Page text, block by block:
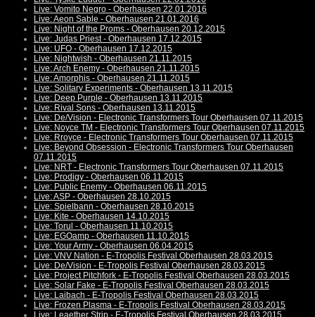
Live: Vomito Negro - Oberhausen 22.01.2016
Live: Aeon Sable - Oberhausen 21.01.2016
Live: Night of the Proms - Oberhausen 20.12.2015
Live: Judas Priest - Oberhausen 17.12.2015
Live: UFO - Oberhausen 17.12.2015
Live: Nightwish - Oberhausen 21.11.2015
Live: Arch Enemy - Oberhausen 21.11.2015
Live: Amorphis - Oberhausen 21.11.2015
Live: Solitary Experiments - Oberhausen 13.11.2015
Live: Deep Purple - Oberhausen 13.11.2015
Live: Rival Sons - Oberhausen 13.11.2015
Live: De/Vision - Electronic Transformers Tour Oberhausen 07.11.2015
Live: Noyce TM - Electronic Transformers Tour Oberhausen 07.11.2015
Live: Rroyce - Electronic Transformers Tour Oberhausen 07.11.2015
Live: Beyond Obsession - Electronic Transformers Tour Oberhausen
07.11.2015
Live: NRT - Electronic Transformers Tour Oberhausen 07.11.2015
Live: Prodigy - Oberhausen 06.11.2015
Live: Public Enemy - Oberhausen 06.11.2015
Live: ASP - Oberhausen 28.10.2015
Live: Spielbann - Oberhausen 28.10.2015
Live: Kite - Oberhausen 14.10.2015
Live: Torul - Oberhausen 11.10.2015
Live: EGOamp - Oberhausen 11.10.2015
Live: Your Army - Oberhausen 06.04.2015
Live: VNV Nation - E-Tropolis Festival Oberhausen 28.03.2015
Live: De/Vision - E-Tropolis Festival Oberhausen 28.03.2015
Live: Project Pitchfork - E-Tropolis Festival Oberhausen 28.03.2015
Live: Solar Fake - E-Tropolis Festival Oberhausen 28.03.2015
Live: Laibach - E-Tropolis Festival Oberhausen 28.03.2015
Live: Frozen Plasma - E-Tropolis Festival Oberhausen 28.03.2015